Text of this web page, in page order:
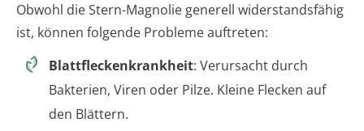
Obwohl die Stern-Magnolie generell widerstandsfähig
ist, können folgende Probleme auftreten:
Blattfleckenkrankheit: Verursacht durch
Bakterien, Viren oder Pilze. Kleine Flecken auf
den Blättern.